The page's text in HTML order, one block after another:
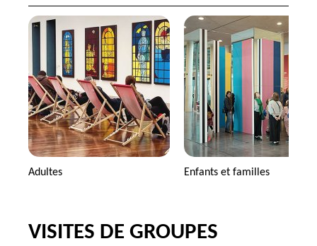
Adultes Enfants et familles
VISITES DE GROUPES